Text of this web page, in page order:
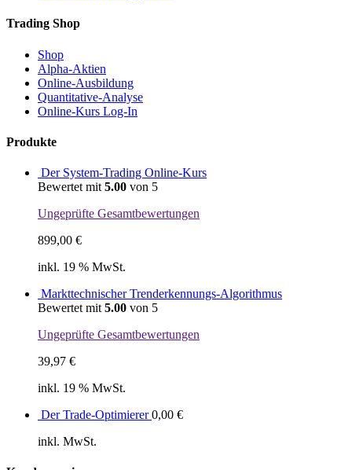
Trading Shop
Shop
Alpha-Aktien
Online-Ausbildung
Quantitative-Analyse
Online-Kurs Log-In
Produkte
Der System-Trading Online-Kurs
Bewertet mit 5.00 von 5
Ungeprüfte Gesamtbewertungen
899,00 €
inkl. 19 % MwSt.
Markttechnischer Trenderkennungs-Algorithmus
Bewertet mit 5.00 von 5
Ungeprüfte Gesamtbewertungen
39,97 €
inkl. 19 % MwSt.
Der Trade-Optimierer 0,00 €
inkl. MwSt.